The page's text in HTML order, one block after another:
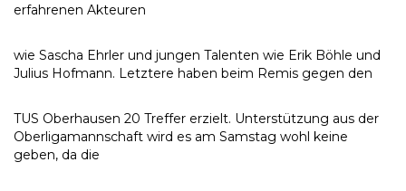
erfahrenen Akteuren
wie Sascha Ehrler und jungen Talenten wie Erik Böhle und
Julius Hofmann. Letztere haben beim Remis gegen den
TUS Oberhausen 20 Treffer erzielt. Unterstützung aus der
Oberligamannschaft wird es am Samstag wohl keine
geben, da die